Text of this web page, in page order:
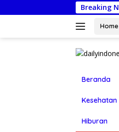
ke
Breaking
Jumat Berkah:
Home
Beranda
Kesehatan
Hiburan